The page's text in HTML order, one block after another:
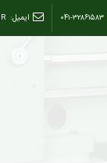
ایمیل: ۰۴۱-۳۲۸۶۱۵۸۳